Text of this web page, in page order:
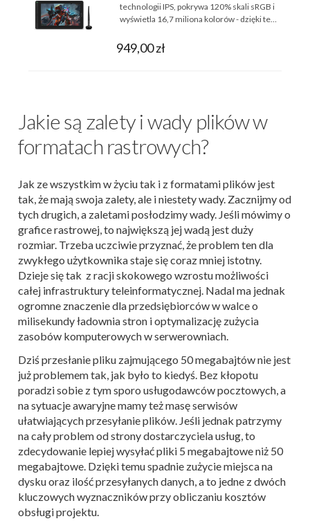
technologii IPS, pokrywa 120% skali sRGB i
wyświetla 16,7 miliona kolorów - dzięki te…
949,00 zł
Jakie są zalety i wady plików w
formatach rastrowych?
Jak ze wszystkim w życiu tak i z formatami plików jest
tak, że mają swoja zalety, ale i niestety wady. Zacznijmy od
tych drugich, a zaletami posłodzimy wady. Jeśli mówimy o
grafice rastrowej, to największą jej wadą jest duży
rozmiar. Trzeba uczciwie przyznać, że problem ten dla
zwykłego użytkownika staje się coraz mniej istotny.
Dzieje się tak z racji skokowego wzrostu możliwości
całej infrastruktury teleinformatycznej. Nadal ma jednak
ogromne znaczenie dla przedsiębiorców w walce o
milisekundy ładownia stron i optymalizację zużycia
zasobów komputerowych w serwerowniach.
Dziś przesłanie pliku zajmującego 50 megabajtów nie jest
już problemem tak, jak było to kiedyś. Bez kłopotu
poradzi sobie z tym sporo usługodawców pocztowych, a
na sytuacje awaryjne mamy też masę serwisów
ułatwiających przesyłanie plików. Jeśli jednak patrzymy
na cały problem od strony dostarczyciela usług, to
zdecydowanie lepiej wysyłać pliki 5 megabajtowe niż 50
megabajtowe. Dzięki temu spadnie zużycie miejsca na
dysku oraz ilość przesyłanych danych, a to jedne z dwóch
kluczowych wyznaczników przy obliczaniu kosztów
obsługi projektu.